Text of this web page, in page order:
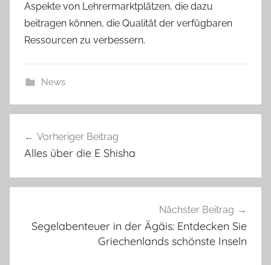
Aspekte von Lehrermarktplätzen, die dazu
beitragen können, die Qualität der verfügbaren
Ressourcen zu verbessern.
News
Vorheriger Beitrag
Alles über die E Shisha
Nächster Beitrag
Segelabenteuer in der Ägäis: Entdecken Sie
Griechenlands schönste Inseln